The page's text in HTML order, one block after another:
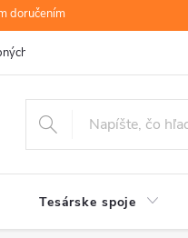
doručením
údajov
Tesárske spoje